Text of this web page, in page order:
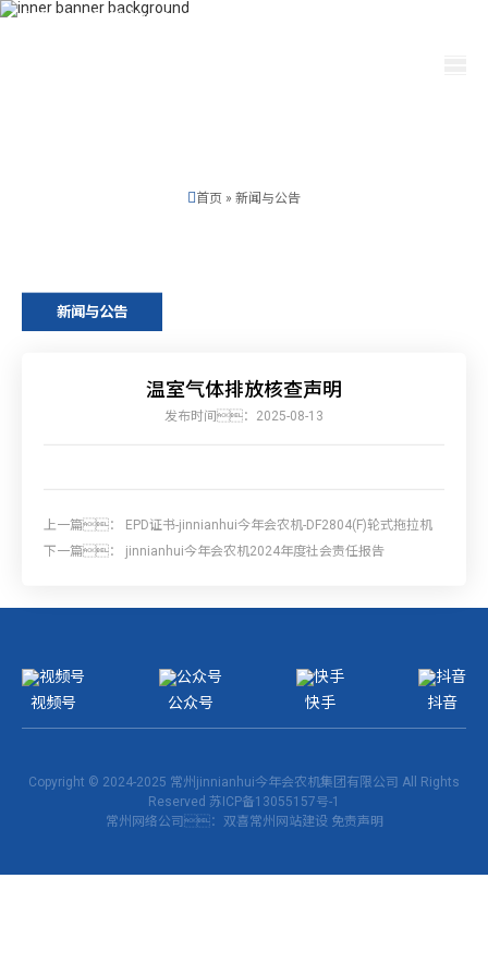
400-115-2288 dfam@ut440.com
首页 » 新闻与公告
新闻与公告
温室气体排放核查声明
发布时间：2025-08-13
上一篇： EPD证书-jinnianhui今年会农机-DF2804(F)轮式拖拉机
下一篇： jinnianhui今年会农机2024年度社会责任报告
视频号 公众号 快手 抖音
Copyright © 2024-2025 常州jinnianhui今年会农机集团有限公司 All Rights
Reserved 苏ICP备13055157号-1
常州网络公司：双喜常州网站建设 免责声明